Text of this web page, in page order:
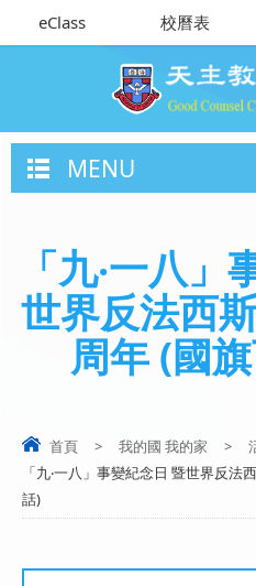
eClass 校曆表
MENU
「九‧一八
世界反法西
周年 (國
首頁 > 我的國 我的家 >
「九‧一八」事變紀念日 暨世界反法
話)